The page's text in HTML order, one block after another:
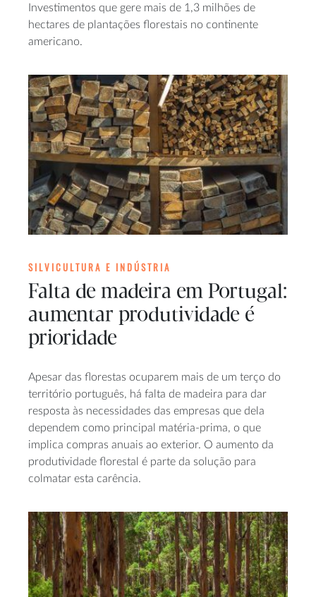
Investimentos que gere mais de 1,3 milhões de
hectares de plantações florestais no continente
americano.
SILVICULTURA E INDÚSTRIA
Falta de madeira em Portugal:
aumentar produtividade é
prioridade
Apesar das florestas ocuparem mais de um terço do
território português, há falta de madeira para dar
resposta às necessidades das empresas que dela
dependem como principal matéria-prima, o que
implica compras anuais ao exterior. O aumento da
produtividade florestal é parte da solução para
colmatar esta carência.